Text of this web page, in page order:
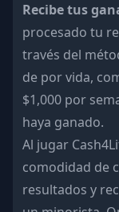
Recibe tus
procesado tu
través del
de por vida,
$1,000 por
haya ganado.
Al jugar
comodidad de
resultados y